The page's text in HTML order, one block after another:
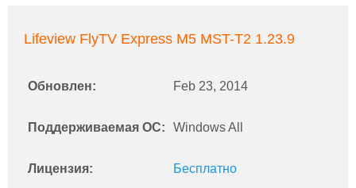
Lifeview FlyTV Express M5 MST-T2 1.23.9
Обновлен: Feb 23, 2014
Поддерживаемая ОС: Windows All
Лицензия: Бесплатно